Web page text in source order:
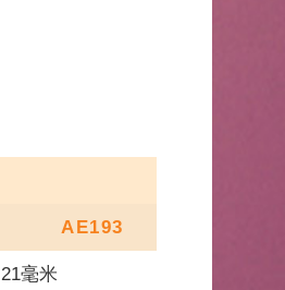
AE193
21毫米